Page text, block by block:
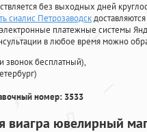
без выходных дней
сиалис Петрозаводск
платежные системы
в любое время можно
звонок бесплатный),
номер: 3533
виагра ювелирный